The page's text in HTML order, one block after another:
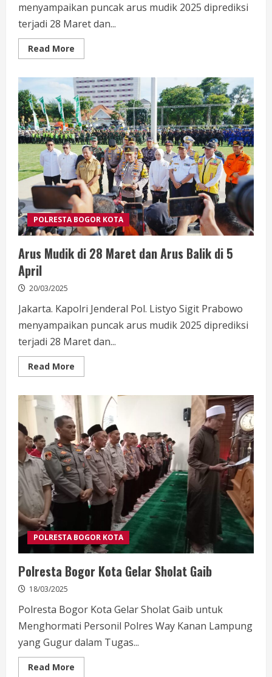
menyampaikan puncak arus mudik 2025 diprediksi
terjadi 28 Maret dan...
Read More
more
Mudik
di
28
Maret
dan
Arus
Balik
di
5
April
POLRESTA BOGOR KOTA
Arus Mudik di 28 Maret dan Arus Balik di 5
April
20/03/2025
Jakarta. Kapolri Jenderal Pol. Listyo Sigit Prabowo
menyampaikan puncak arus mudik 2025 diprediksi
terjadi 28 Maret dan...
Read More
more
Mudik
di
28
Maret
dan
Arus
Balik
di
5
April
POLRESTA BOGOR KOTA
Polresta Bogor Kota Gelar Sholat Gaib
18/03/2025
Polresta Bogor Kota Gelar Sholat Gaib untuk
Menghormati Personil Polres Way Kanan Lampung
yang Gugur dalam Tugas...
Read More